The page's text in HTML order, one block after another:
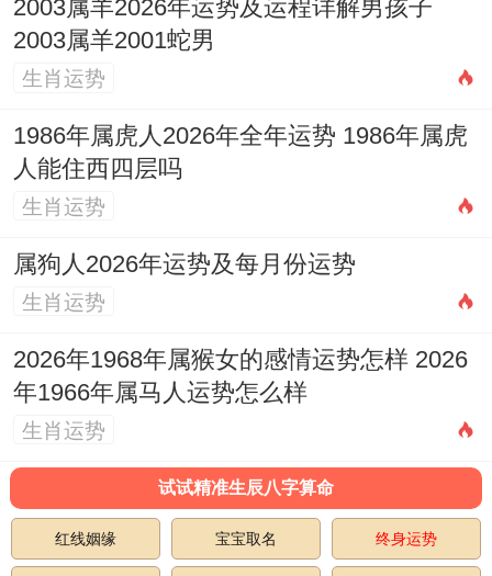
2003属羊2026年运势及运程详解男孩子
2003属羊2001蛇男
生肖运势
1986年属虎人2026年全年运势 1986年属虎
人能住西四层吗
生肖运势
属狗人2026年运势及每月份运势
生肖运势
2026年1968年属猴女的感情运势怎样 2026
年1966年属马人运势怎么样
生肖运势
试试精准生辰八字算命
红线姻缘 宝宝取名 终身运势